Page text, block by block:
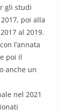
gli studi
poi alla
al 2019.
l’annata
poi il
anche un
nel 2021